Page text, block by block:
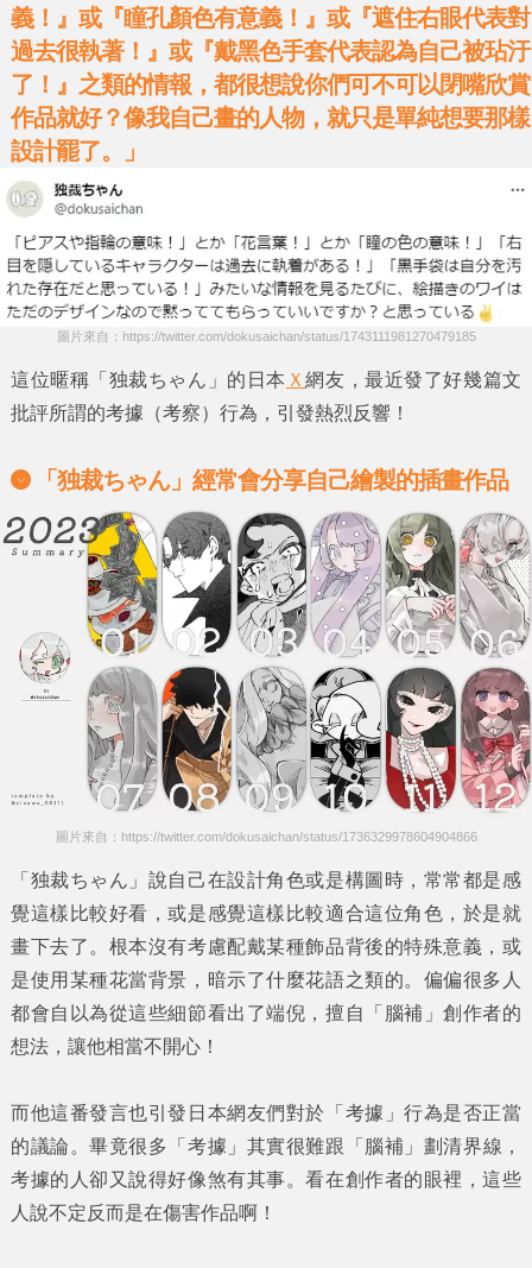
義！』或『瞳孔顏色有意義！』或『遮住右眼代表對
過去很執著！』或『戴黑色手套代表認為自己被玷汙
了！』之類的情報，都很想說你們可不可以閉嘴欣賞
作品就好？像我自己畫的人物，就只是單純想要那樣
設計罷了。」
圖片來自：https://twitter.com/dokusaichan/status/1743111981270479185
這位暱稱 「独裁ちゃん」 的日本 Ｘ網友，最近發了好幾篇文
批評所謂的考據（考察） 行為，引發熱烈反響！
「独裁ちゃん」經常會分享自己繪製的插畫作品
圖片來自：https://twitter.com/dokusaichan/status/1736329978604904866
「独裁ちゃん」 說自己在設計角色或是構圖時，常常都是感
覺這樣比較好看，或是感覺這樣比較適合這位角色，於是就
畫下去了。根本沒有考慮配戴某種飾品背後的特殊意義，或
是使用某種花當背景，暗示了什麼花語之類的。偏偏很多人
都會自以為從這些細節看出了端倪，擅自
「腦補」創作者的
想法，讓他相當不開心！
而他這番發言也引發日本網友們對於 「考據」行為是否正當
的議論。畢竟很多 「考據」 其實很難跟 「腦補」 劃清界線，
考據的人卻又說得好像煞有其事。看在創作者的眼裡，這些
人說不定反而是在傷害作品啊！